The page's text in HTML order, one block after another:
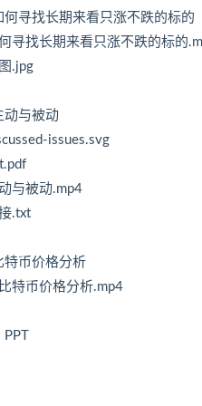
寻找长期来看只涨不跌的标的
寻找长期来看只涨不跌的标的
.jpg
与被动
issues.svg
与被动.mp4
.txt
币价格分析
特币价格分析.mp4